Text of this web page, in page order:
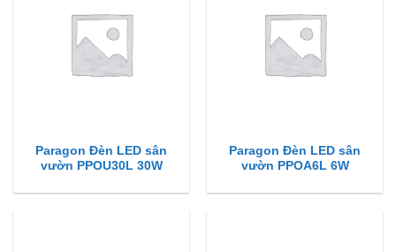
Paragon Đèn LED sân
vườn PPOU30L 30W
Paragon Đèn LED sân
vườn PPOA6L 6W